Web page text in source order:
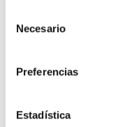
Necesario
Preferencias
Estadística